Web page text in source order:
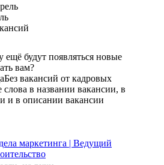
ещё будут появляться новые
вам?
Без вакансий от кадровых
в названии вакансии, в
и в описании вакансии
маркетинга | Ведущий